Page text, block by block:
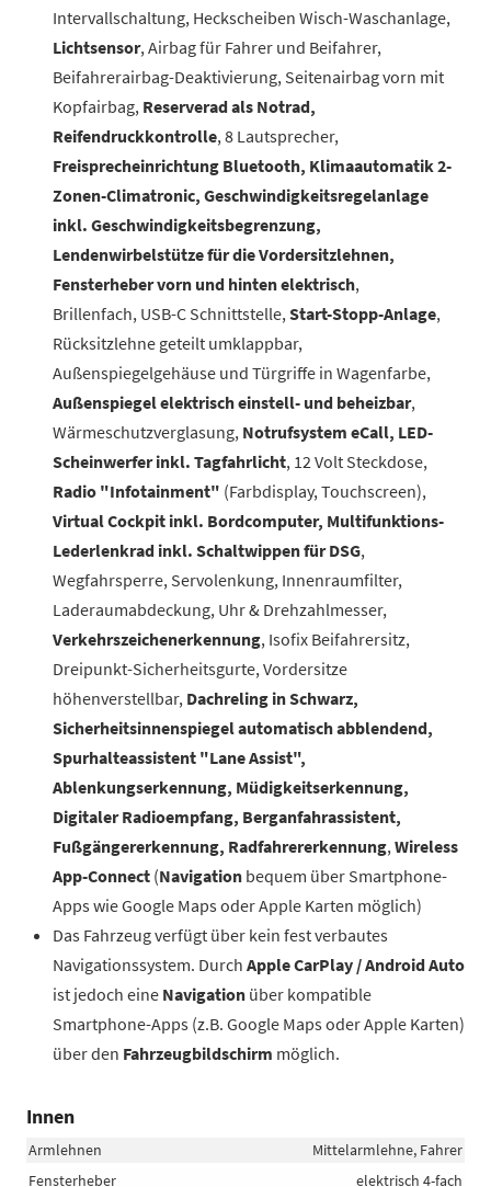
Intervallschaltung, Heckscheiben Wisch-Waschanlage,
Lichtsensor, Airbag für Fahrer und Beifahrer,
Beifahrerairbag-Deaktivierung, Seitenairbag vorn mit
Kopfairbag, Reserverad als Notrad,
Reifendruckkontrolle, 8 Lautsprecher,
Freisprecheinrichtung Bluetooth, Klimaautomatik 2-
Zonen-Climatronic, Geschwindigkeitsregelanlage
inkl. Geschwindigkeitsbegrenzung,
Lendenwirbelstütze für die Vordersitzlehnen,
Fensterheber vorn und hinten elektrisch,
Brillenfach, USB-C Schnittstelle, Start-Stopp-Anlage,
Rücksitzlehne geteilt umklappbar,
Außenspiegelgehäuse und Türgriffe in Wagenfarbe,
Außenspiegel elektrisch einstell- und beheizbar,
Wärmeschutzverglasung, Notrufsystem eCall, LED-
Scheinwerfer inkl. Tagfahrlicht, 12 Volt Steckdose,
Radio "Infotainment" (Farbdisplay, Touchscreen),
Virtual Cockpit inkl. Bordcomputer, Multifunktions-
Lederlenkrad inkl. Schaltwippen für DSG,
Wegfahrsperre, Servolenkung, Innenraumfilter,
Laderaumabdeckung, Uhr & Drehzahlmesser,
Verkehrszeichenerkennung, Isofix Beifahrersitz,
Dreipunkt-Sicherheitsgurte, Vordersitze
höhenverstellbar, Dachreling in Schwarz,
Sicherheitsinnenspiegel automatisch abblendend,
Spurhalteassistent "Lane Assist",
Ablenkungserkennung, Müdigkeitserkennung,
Digitaler Radioempfang, Berganfahrassistent,
Fußgängererkennung, Radfahrererkennung, Wireless
App-Connect (Navigation bequem über Smartphone-
Apps wie Google Maps oder Apple Karten möglich)
Das Fahrzeug verfügt über kein fest verbautes
Navigationssystem. Durch Apple CarPlay / Android Auto
ist jedoch eine Navigation über kompatible
Smartphone-Apps (z.B. Google Maps oder Apple Karten)
über den Fahrzeugbildschirm möglich.
Innen
Armlehnen
Mittelarmlehne, Fahrer
Fensterheber
elektrisch 4-fach